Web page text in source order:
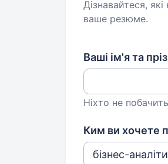
Дізнавайтеся,
ваше резюме.
Ваші ім'я та
Ніхто не
Ким ви хочете